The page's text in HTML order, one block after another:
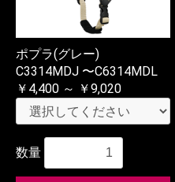
ポプラ(グレー)
C3314MDJ 〜C6314MDL
￥4,400 ～ ￥9,020
数量